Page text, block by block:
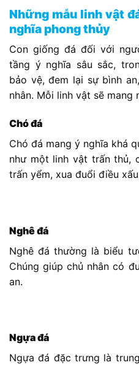
Những mẫu linh vật
nghĩa phong thủy
Con giống đá đối với
tầng ý nghĩa sâu sắc,
bảo vệ, đem lại sự bình
nhân. Mỗi linh vật sẽ mang
Chó đá
Chó đá mang ý nghĩa khá
như một linh vật trấn thủ,
trấn yểm, xua đuổi điều
Nghê đá
Nghê đá thường là biểu
Chúng giúp chủ nhân có
an.
Ngựa đá
Ngựa đá đặc trưng là